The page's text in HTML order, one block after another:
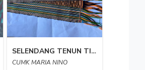
SELENDANG TENUN TIMOR
CUMK MARIA NINO